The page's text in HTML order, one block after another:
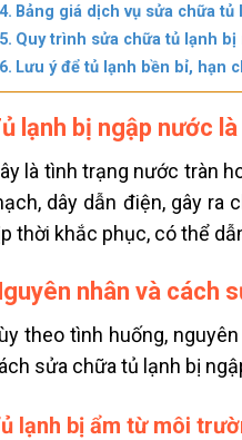
Bảng giá dịch vụ sửa chữa
Quy trình sửa chữa tủ lạnh
Lưu ý để tủ lạnh bền bỉ, hạn
lạnh bị ngập nước
là tình trạng nước tràn
dây dẫn điện, gây ra
thời khắc phục, có thể
nhân và cách
theo tình huống,
sửa chữa tủ lạnh bị
lạnh bị ẩm từ môi